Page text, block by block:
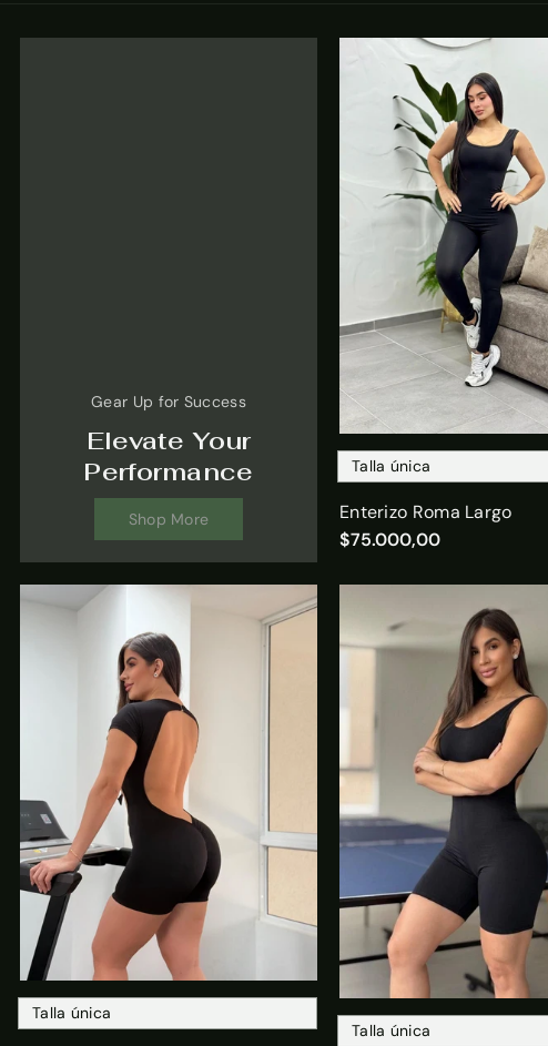
Gear Up for Success
Elevate Your
Performance
Shop More
Agregar Al
Enterizo Roma Largo
$75.000,00
Talla única
Agregar Al Carrito
Talla única
Agregar Al Carrito
Talla única